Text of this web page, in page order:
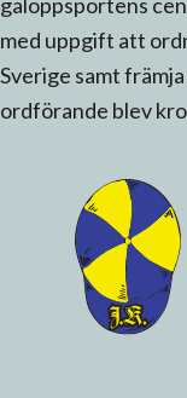
med uppgift att
Sverige samt
ordförande blev